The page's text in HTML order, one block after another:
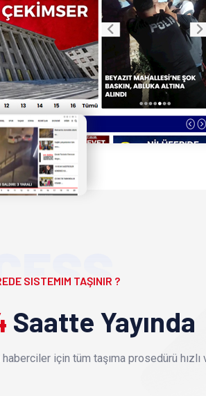
SISTEMIM TAŞINIR ?
Saatte Yayında
için tüm taşıma prosedürü